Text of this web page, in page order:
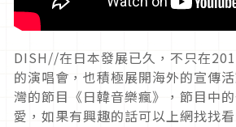
DISH//在日本發展已久，不只在
的演唱會，也積極展開海外的宣傳
灣的節目《日韓音樂瘋》，節目中
愛，如果有興趣的話可以上網找找看